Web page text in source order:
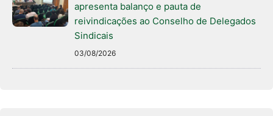
apresenta balanço e pauta de
reivindicações ao Conselho de Delegados
Sindicais
03/08/2026